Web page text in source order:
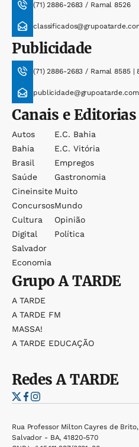
(71) 2886-2683 / Ramal 8526
Publicidade
(71) 2886-2683 / Ramal 8585 |
Canais e Editorias
Autos
Bahia
Brasil
Saúde
Cineinsite
Concursos
Cultura
Digital
Salvador
Economia
E.c. Bahia
E.c. Vitória
Empregos
Gastronomia
Muito
Mundo
Opinião
Política
GrupoA TARDE
A TARDE
A TARDE FM
MASSA!
A TARDE EDUCAÇÃO
RedesA TARDE
Rua Professor Milton Cayres de
Salvador - BA, 41820-570